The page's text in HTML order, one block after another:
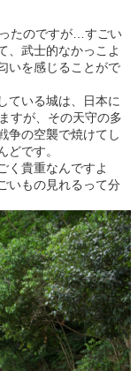
たのですが…すごい
、武士的なかっこよ
いを感じることがで
ている城は、日本に
すが、その天守の多
争の空襲で焼けてし
どです。
く貴重なんですよ
いもの見れるって分